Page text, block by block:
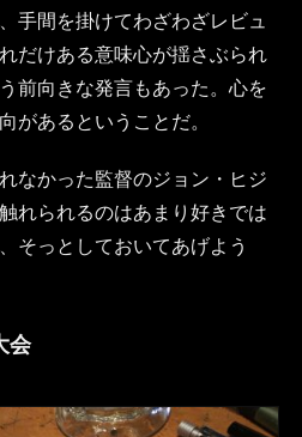
手間を掛けてわざわざレビュ
だけある意味心が揺さぶられ
前向きな発言もあった。心を
があるということだ。
なかった監督のジョン・ヒジ
れられるのはあまり好きでは
そっとしておいてあげよう
会